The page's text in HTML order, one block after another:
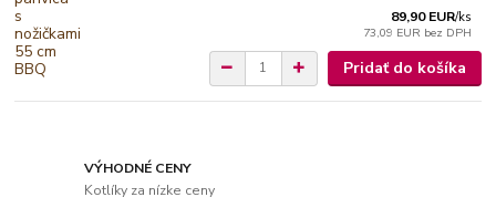
89,90 EUR/ks
73,09 EUR bez DPH
Pridať do košíka
VÝHODNÉ CENY
Kotlíky za nízke ceny